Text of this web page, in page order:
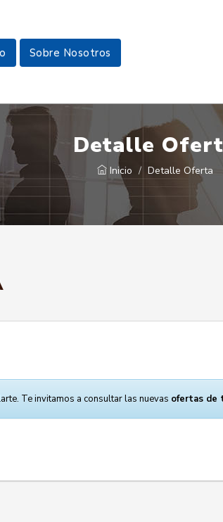
Sobre Nosotros
Detalle
Inicio Detalle Oferta
Te invitamos a consultar las nuevas ofertas de